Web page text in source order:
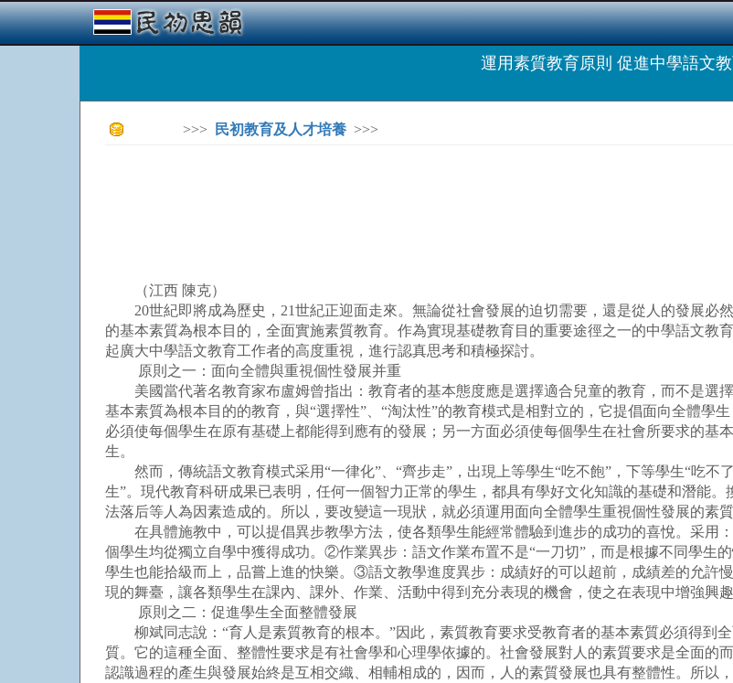
運用素質教育原則 促進中學語文
>>> 民初教育及人才培養 >>>
（江西 陳克）
20世紀即將成為歷史，21世紀正迎面走來。無論從社會發展的迫切需要，還是從人的發展必
的基本素質為根本目的，全面實施素質教育。作為實現基礎教育目的重要途徑之一的中學語文教
起廣大中學語文教育工作者的高度重視，進行認真思考和積極探討。
原則之一：面向全體與重視個性發展并重
美國當代著名教育家布盧姆曾指出：教育者的基本態度應是選擇適合兒童的教育，而不是選
基本素質為根本目的的教育，與“選擇性”、“淘汰性”的教育模式是相對立的，它提倡面向全體學
必須使每個學生在原有基礎上都能得到應有的發展；另一方面必須使每個學生在社會所要求的基
生。
然而，傳統語文教育模式采用“一律化”、“齊步走”，出現上等學生“吃不飽”，下等學生“吃不
生”。現代教育科研成果已表明，任何一個智力正常的學生，都具有學好文化知識的基礎和潛能
法落后等人為因素造成的。所以，要改變這一現狀，就必須運用面向全體學生重視個性發展的素
在具體施教中，可以提倡異步教學方法，使各類學生能經常體驗到進步的成功的喜悅。采用
個學生均從獨立自學中獲得成功。②作業異步：語文作業布置不是“一刀切”，而是根據不同學生
學生也能拾級而上，品嘗上進的快樂。③語文教學進度異步：成績好的可以超前，成績差的允許
現的舞臺，讓各類學生在課內、課外、作業、活動中得到充分表現的機會，使之在表現中增強興
原則之二：促進學生全面整體發展
柳斌同志說：“育人是素質教育的根本。”因此，素質教育要求受教育者的基本素質必須得到
質。它的這種全面、整體性要求是有社會學和心理學依據的。社會發展對人的素質要求是全面的
認識過程的產生與發展始終是互相交織、相輔相成的，因而，人的素質發展也具有整體性。所以